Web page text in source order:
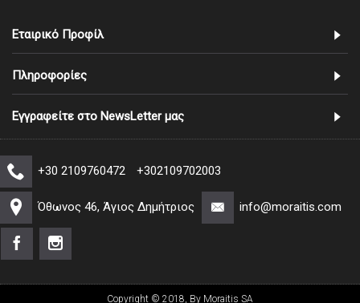
Εταιρικό Προφίλ
Πληροφορίες
Εγγραφείτε στο NewsLetter μας
+30 2109760472 +302109702003
Όθωνος 46, Άγιος Δημήτριος info@moraitis.com
Copyright © 2018, By Moraitis SA